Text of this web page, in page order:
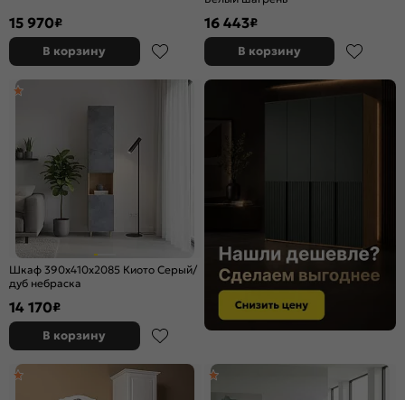
15 970₽
В корзину
16 443₽
В корзину
Шкаф 390x410x2085 Киото Серый/
дуб небраска
14 170₽
В корзину